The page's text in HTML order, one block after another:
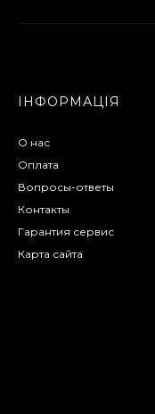
ІНФОРМАЦІЯ
О нас
Оплата
Вопросы-ответы
Контакты
Гарантия сервис
Карта сайта